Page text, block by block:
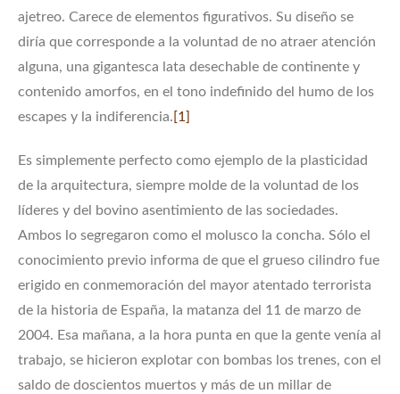
ajetreo. Carece de elementos figurativos. Su diseño se
diría que corresponde a la voluntad de no atraer atención
alguna, una gigantesca lata desechable de continente y
contenido amorfos, en el tono indefinido del humo de los
escapes y la indiferencia. [1]
Es simplemente perfecto como ejemplo de la plasticidad
de la arquitectura, siempre molde de la voluntad de los
líderes y del bovino asentimiento de las sociedades.
Ambos lo segregaron como el molusco la concha. Sólo el
conocimiento previo informa de que el grueso cilindro fue
erigido en conmemoración del mayor atentado terrorista
de la historia de España, la matanza del 11 de marzo de
2004. Esa mañana, a la hora punta en que la gente venía al
trabajo, se hicieron explotar con bombas los trenes, con el
saldo de doscientos muertos y más de un millar de